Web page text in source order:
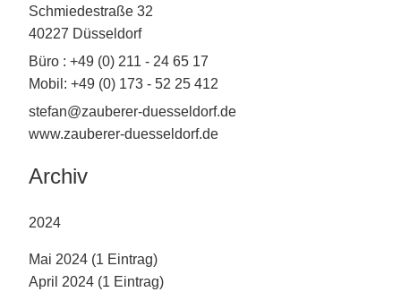
Schmiedestraße 32
40227 Düsseldorf
Büro : +49 (0) 211 - 24 65 17
Mobil: +49 (0) 173 - 52 25 412
stefan@zauberer-duesseldorf.de
www.zauberer-duesseldorf.de
Archiv
2024
Mai 2024 (1 Eintrag)
April 2024 (1 Eintrag)